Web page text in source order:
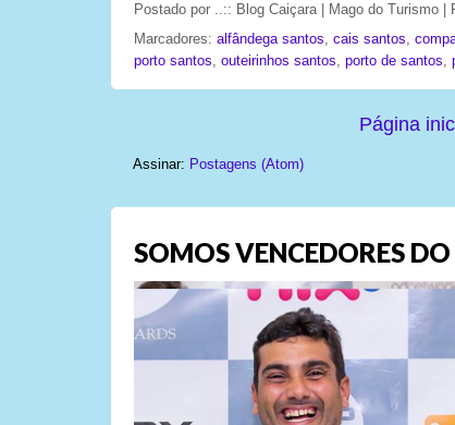
Postado por ..:: Blog Caiçara | Mago do Turismo |
Marcadores: alfândega santos cais santos
porto santos
outeirinhos santos porto de santos
Página
Assinar: Postagens (Atom)
SOMOS VENCEDORES